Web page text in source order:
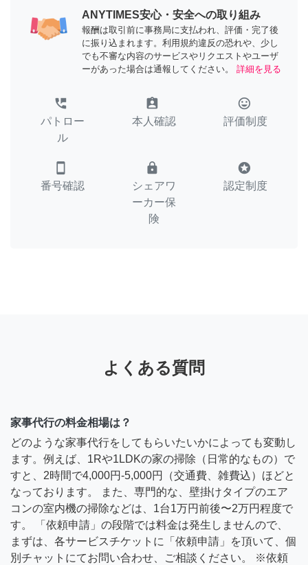
ANYTIMES安心・安全への取り組み
報酬は取引前に事務局に支払われ、評価・完了後
に振り込まれます。利用規約違反の恐れや、少し
でも不審な内容のサービスやリクエストやユーザ
ーがあった場合は通報してください。
詳細を見る
perm_phone_msg
パトロー
ル
assignment_ind
本人確認
tag_faces
評価制度
smartphone
番号確認
lock
シェアワ
ーカー保
険
stars
認定制度
よくある質問
家事代行の料金相場は？
どのような家事代行をしてもらいたいかによっても変動し
ます。例えば、1Rや1LDKの家の掃除（日常的なもの）で
すと、2時間で4,000円-5,000円（交通費、雑費込）ほどと
なっております。 また、専門的な、壁掛けタイプのエア
コンの室内機の掃除などは、1台1万円前後〜2万円程度で
す。 「依頼申請」の段階では料金は発生しませんので、
まずは、各サービスチケットに「依頼申請」を頂いて、個
別チャットにてお問い合わせ、ご相談ください。 ※依頼